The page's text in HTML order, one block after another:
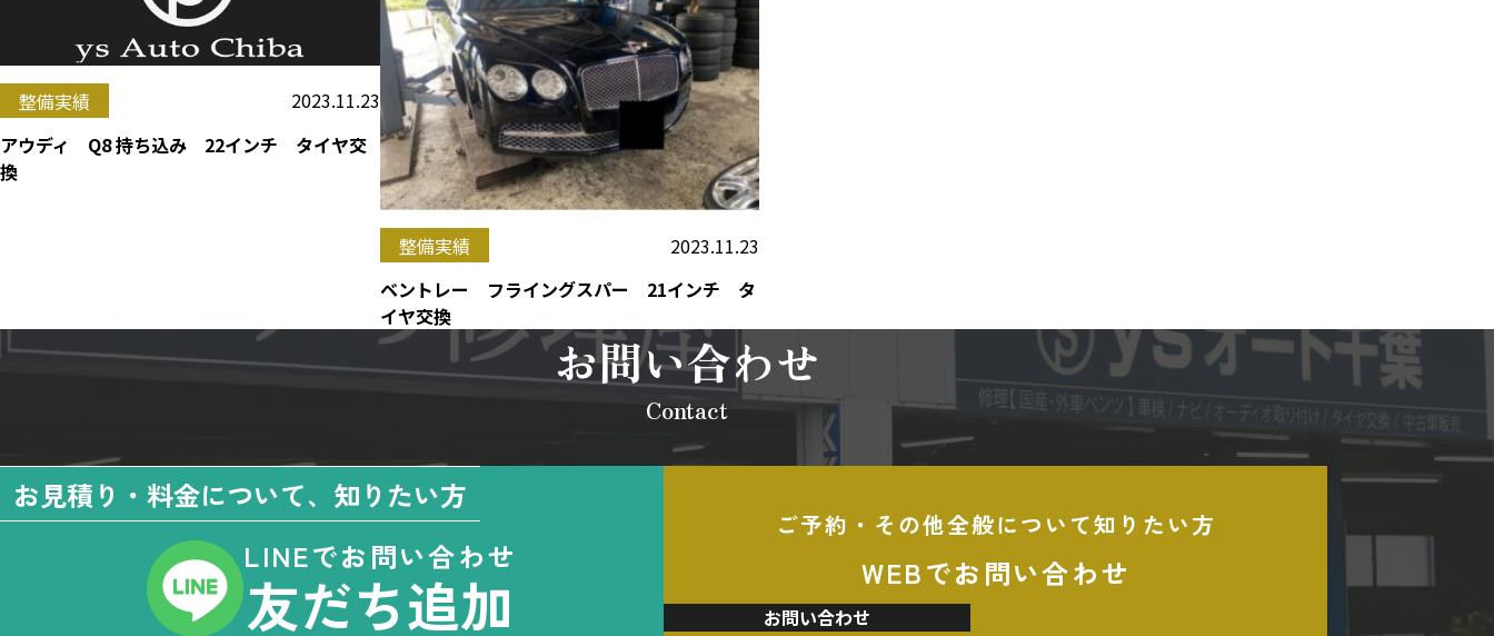
整備実績
2023.11.23
アウディ Q8 持ち込み 22インチ タイヤ交
換
整備実績
2023.11.23
ベントレー フライングスパー 21インチ タ
イヤ交換
お問い合わせ
Contact
お見積り・料金について、知りたい方
LINEでお問い合わせ
友だち追加
ご予約・その他全般について知りたい方
WEBでお問い合わせ
お問い合わせ